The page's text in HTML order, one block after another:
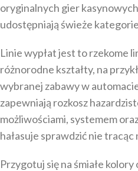
oryginalnych gier
udostępniają świeże
Linie wypłat jest to rzekome
różnorodne kształty, na
wybranej zabawy w
zapewniają rozkosz
możliwościami, systemem
hałasuje sprawdzić nie
Przygotuj się na śmiałe